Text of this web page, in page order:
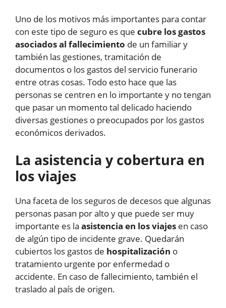
Uno de los motivos más importantes para contar
con este tipo de seguro es que cubre los gastos
asociados al fallecimiento de un familiar y
también las gestiones, tramitación de
documentos o los gastos del servicio funerario
entre otras cosas. Todo esto hace que las
personas se centren en lo importante y no tengan
que pasar un momento tal delicado haciendo
diversas gestiones o preocupados por los gastos
económicos derivados.
La asistencia y cobertura en
los viajes
Una faceta de los seguros de decesos que algunas
personas pasan por alto y que puede ser muy
importante es la asistencia en los viajes en caso
de algún tipo de incidente grave. Quedarán
cubiertos los gastos de hospitalización o
tratamiento urgente por enfermedad o
accidente. En caso de fallecimiento, también el
traslado al país de origen.